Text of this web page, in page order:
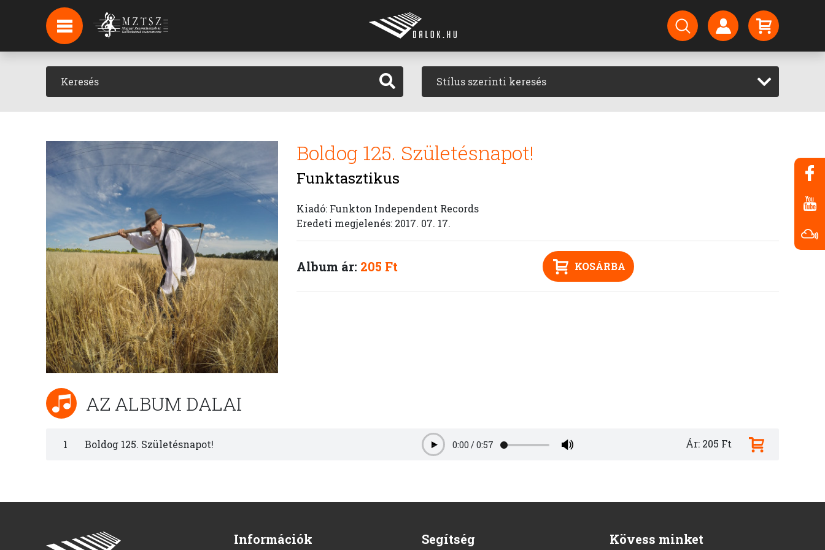
HÍREK
HÍRLEVÉL FELIRATKOZÁS
PODCAST Stílus szerinti keresés
Boldog 125. Születésnapot!
Funktasztikus
Kiadó: Funkton Independent Records
Eredeti megjelenés: 2017. 07. 17.
Album ár: 205 Ft KOSÁRBA
AZ ALBUM DALAI
1 Boldog 125. Születésnapot! Play0:00 /0:57 Ár: 205 Ft
Információk Segítség Kövess minket